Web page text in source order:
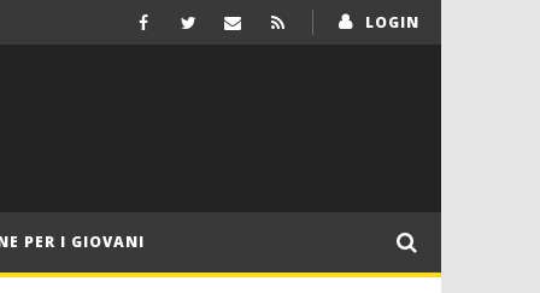
LOGIN
PER I GIOVANI